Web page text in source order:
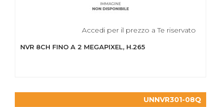
Accedi per il prezzo a Te riservato
NVR 8CH FINO A 2 MEGAPIXEL, H.265
UNNVR301-08Q